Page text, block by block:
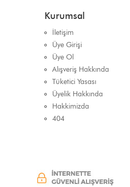
Kurumsal
İletişim
Üye Girişi
Üye Ol
Alışveriş Hakkında
Tüketici Yasası
Üyelik Hakkında
Hakkimizda
404